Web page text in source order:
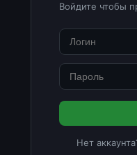
Войдите чтобы
Нет